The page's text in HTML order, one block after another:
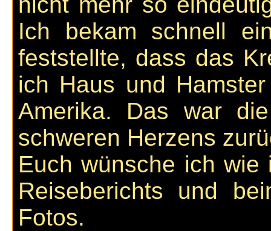
Ich bekam schnell
feststellte, dass das
ich Haus und
Amerika. Das war
schweren Herzens
Euch wünsche ich
Reiseberichts und
Fotos.